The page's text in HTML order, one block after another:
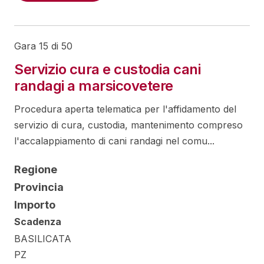
Gara 15 di 50
Servizio cura e custodia cani
randagi a marsicovetere
Procedura aperta telematica per l'affidamento del
servizio di cura, custodia, mantenimento compreso
l'accalappiamento di cani randagi nel comu...
Regione
Provincia
Importo
Scadenza
BASILICATA
PZ